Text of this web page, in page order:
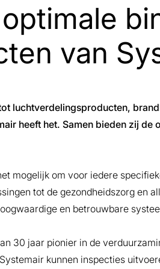
van
luchtverdelingsproducten,
heeft het. Samen bieden zij de
mogelijk om voor iedere
tot de gezondheidszorg en
en betrouwbare
30 jaar pionier in de
kunnen inspecties